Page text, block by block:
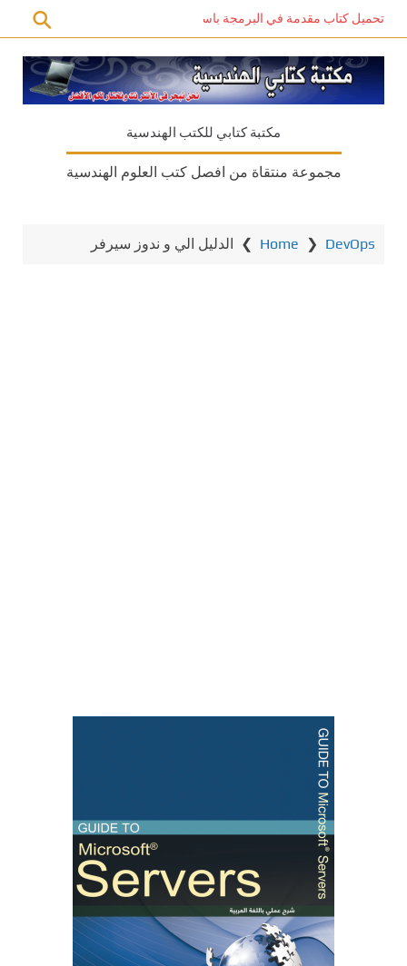
تحميل كتاب مقدمة في البرمجة باستخدام C# PDF – دليل المبتدئين للتعلم الذاتي
مكتبة كتابي للكتب الهندسية
مجموعة منتقاة من افصل كتب العلوم الهندسية
Home ❯ DevOps
❯ الدليل الي و ندوز سيرفر